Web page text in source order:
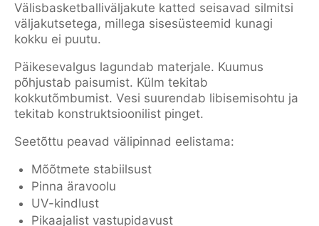
Välisbasketballiväljakute katted seisavad silmitsi
väljakutsetega, millega sise­süsteemid kunagi
kokku ei puutu.
Päikesevalgus lagundab materjale. Kuumus
põhjustab paisumist. Külm tekitab
kokkutõmbumist. Vesi suurendab libisemisohtu ja
tekitab konstruktsioonilist pinget.
Seetõttu peavad välipinnad eelistama:
Mõõtmete stabiilsust
Pinna äravoolu
UV-kindlust
Pikaajalist vastupidavust